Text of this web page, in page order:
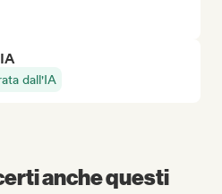
dall'IA
anche questi